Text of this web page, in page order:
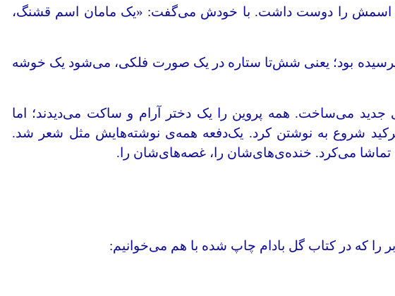
اسمش را دوست داشت. با خودش می‌گفت: «یک مامان اسم قشنگ،
بود؛ یعنی شش‌تا ستاره در یک صورت فلکی، می‌شود یک خوشه
جدید می‌ساخت. همه پروین را یک دختر آرام و ساکت می‌دیدند؛ اما
شروع به نوشتن کرد. یک‌دفعه همه‌ی نوشته‌هایش مثل شعر شد.
می‌کرد. خنده‌ی‌های‌شان را، غصه‌های‌شان را.
را که در کتاب گل بادام چاپ شده با هم می‌خوانیم: